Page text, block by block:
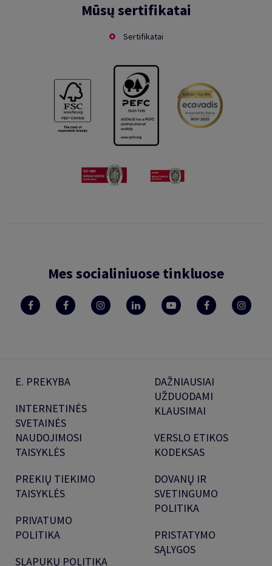
Mūsų sertifikatai
Sertifikatai
Mes socialiniuose tinkluose
E. PREKYBA
INTERNETINĖS
SVETAINĖS
NAUDOJIMOSI
TAISYKLĖS
PREKIŲ TIEKIMO
TAISYKLĖS
PRIVATUMO
POLITIKA
SLAPUKŲ POLITIKA
DAŽNIAUSIAI
UŽDUODAMI
KLAUSIMAI
VERSLO ETIKOS
KODEKSAS
DOVANŲ IR
SVETINGUMO
POLITIKA
PRISTATYMO
SĄLYGOS